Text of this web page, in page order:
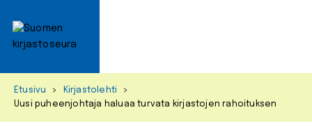
Etusivu > Kirjastolehti
>
Uusi puheenjohtaja haluaa turvata kirjastojen rahoituksen